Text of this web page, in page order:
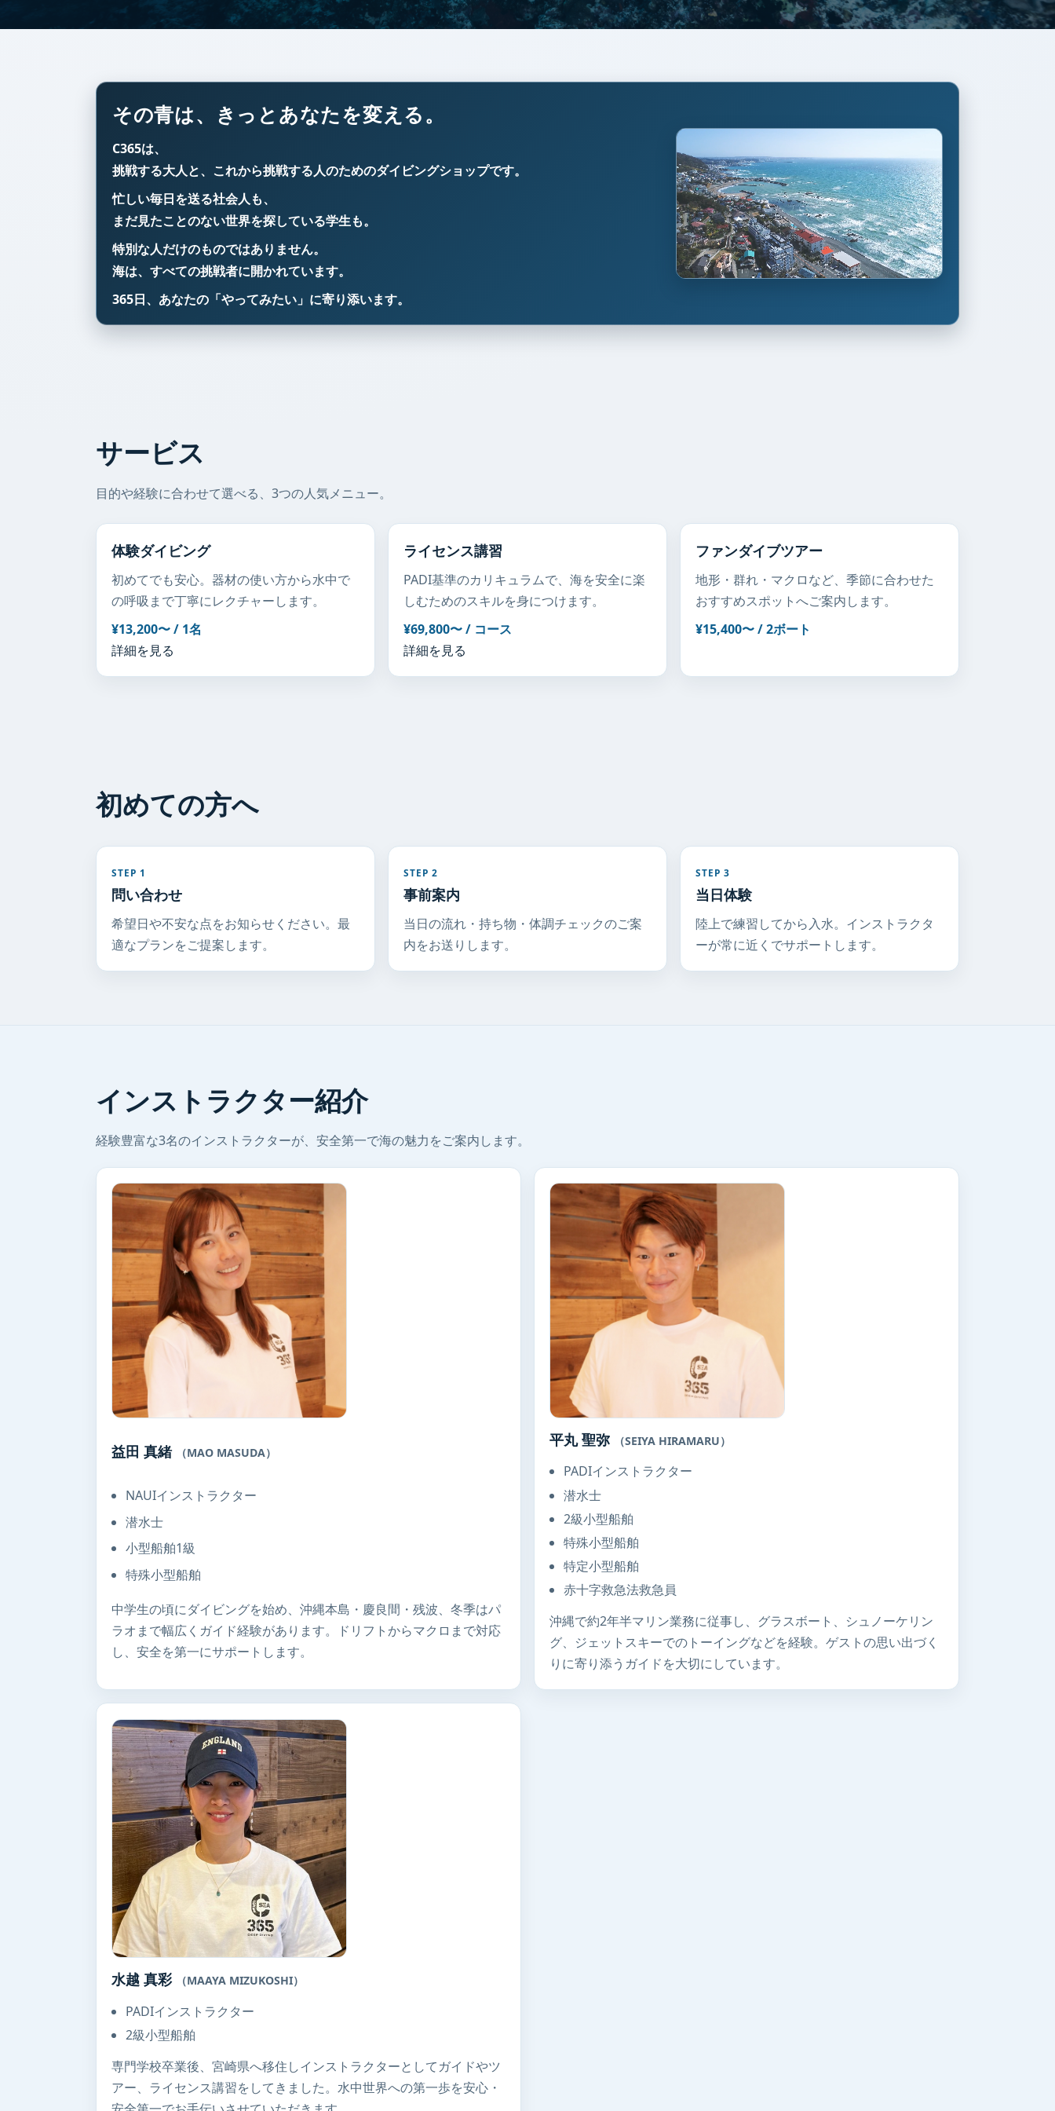
その青は、きっとあなたを変える。
C365は、
挑戦する大人と、これから挑戦する人のためのダイビングショップです。
忙しい毎日を送る社会人も、
まだ見たことのない世界を探している学生も。
特別な人だけのものではありません。
海は、すべての挑戦者に開かれています。
365日、あなたの「やってみたい」に寄り添います。
サービス
目的や経験に合わせて選べる、3つの人気メニュー。
体験ダイビング
初めてでも安心。器材の使い方から水中で
の呼吸まで丁寧にレクチャーします。
¥13,200〜 / 1名
詳細を見る
ライセンス講習
PADI基準のカリキュラムで、海を安全に楽
しむためのスキルを身につけます。
¥69,800〜 / コース
詳細を見る
ファンダイブツアー
地形・群れ・マクロなど、季節に合わせた
おすすめスポットへご案内します。
¥15,400〜 / 2ボート
初めての方へ
STEP 1
問い合わせ
希望日や不安な点をお知らせください。最
適なプランをご提案します。
STEP 2
事前案内
当日の流れ・持ち物・体調チェックのご案
内をお送りします。
STEP 3
当日体験
陸上で練習してから入水。インストラクタ
ーが常に近くでサポートします。
インストラクター紹介
経験豊富な3名のインストラクターが、安全第一で海の魅力をご案内します。
益田 真緒 （MAO MASUDA）
NAUIインストラクター
潜水士
小型船舶1級
特殊小型船舶
中学生の頃にダイビングを始め、沖縄本島・慶良間・残波、冬季はパ
ラオまで幅広くガイド経験があります。ドリフトからマクロまで対応
し、安全を第一にサポートします。
平丸 聖弥 （SEIYA HIRAMARU）
PADIインストラクター
潜水士
2級小型船舶
特殊小型船舶
特定小型船舶
赤十字救急法救急員
沖縄で約2年半マリン業務に従事し、グラスボート、シュノーケリン
グ、ジェットスキーでのトーイングなどを経験。ゲストの思い出づく
りに寄り添うガイドを大切にしています。
水越 真彩 （MAAYA MIZUKOSHI）
PADIインストラクター
2級小型船舶
専門学校卒業後、宮崎県へ移住しインストラクターとしてガイドやツ
アー、ライセンス講習をしてきました。水中世界への第一歩を安心・